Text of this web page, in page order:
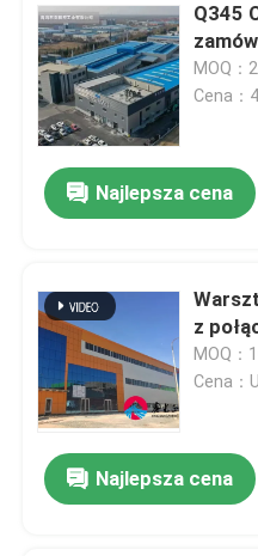
Do domu
Q345
MOQ：
Cena：
Najlepsza cena
z
MOQ
Cena：
Najlepsza cena